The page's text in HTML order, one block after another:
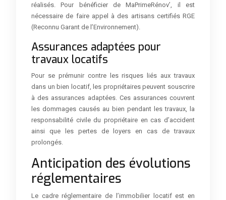
réalisés. Pour bénéficier de MaPrimeRénov’, il est
nécessaire de faire appel à des artisans certifiés RGE
(Reconnu Garant de l’Environnement).
Assurances adaptées pour
travaux locatifs
Pour se prémunir contre les risques liés aux travaux
dans un bien locatif, les propriétaires peuvent souscrire
à des assurances adaptées. Ces assurances couvrent
les dommages causés au bien pendant les travaux, la
responsabilité civile du propriétaire en cas d’accident
ainsi que les pertes de loyers en cas de travaux
prolongés.
Anticipation des évolutions
réglementaires
Le cadre réglementaire de l’immobilier locatif est en